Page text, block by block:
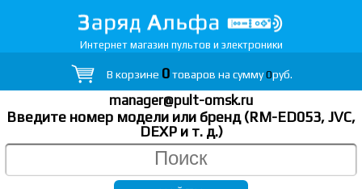
Интернет магазин пультов и электроники
В корзине 0товаров на сумму0руб.
manager@pult-omsk.ru
Введите номер модели или бренд (RM-ED053, JVC,
DEXP и т. д.)